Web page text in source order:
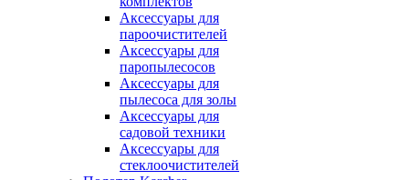
Аксессуары для
пароочистителей
Аксессуары для
паропылесосов
Аксессуары для
пылесоса для золы
Аксессуары для
садовой техники
Аксессуары для
стеклоочистителей